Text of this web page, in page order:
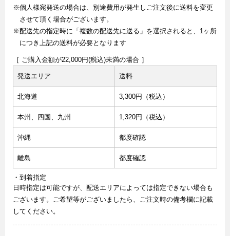
※個人様宛発送の場合は、別途費用が発生しご注文後に送料を変更
させて頂く場合がございます。
※配送先の指定時に「複数の配送先に送る」を選択されると、1ヶ所
につき上記の送料が必要となります
［ ご購入金額が22,000円(税込)未満の場合 ］
発送エリア 送料
北海道 3,300円（税込）
本州、四国、九州 1,320円（税込）
沖縄 都度確認
離島 都度確認
・到着指定
日時指定は可能ですが、配送エリアによっては指定できない場合も
ございます。ご希望等がございましたら、ご注文時の備考欄に記載
してください。